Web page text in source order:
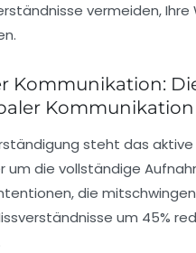
vermeiden,
Kommunikation:
Kommunikation
steht das aktive
um die vollständige
die
um 45%